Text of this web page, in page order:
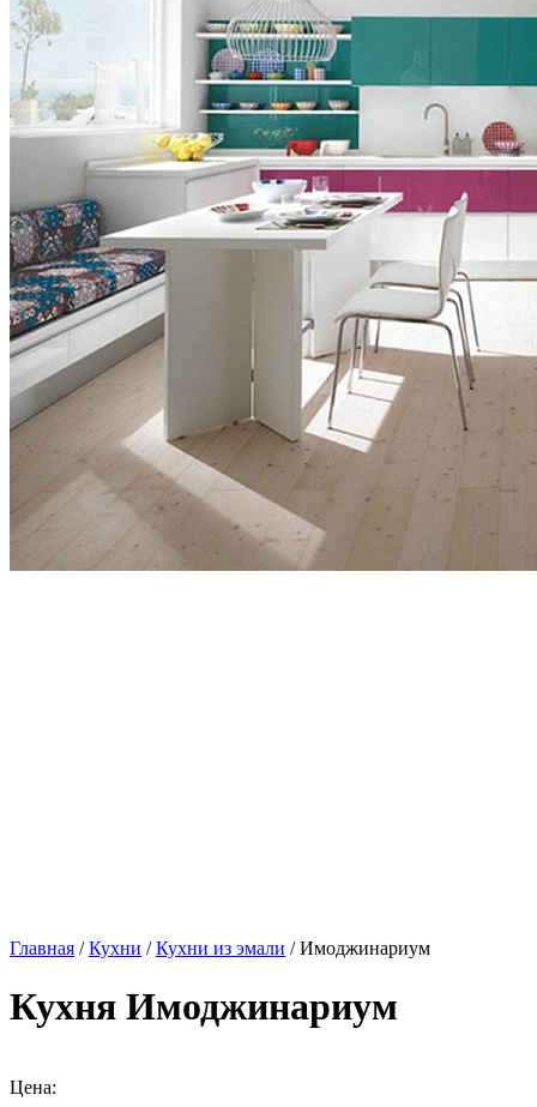
Главная /Кухни /Кухни из эмали / Имоджинариум
Кухня Имоджинариум
Цена: